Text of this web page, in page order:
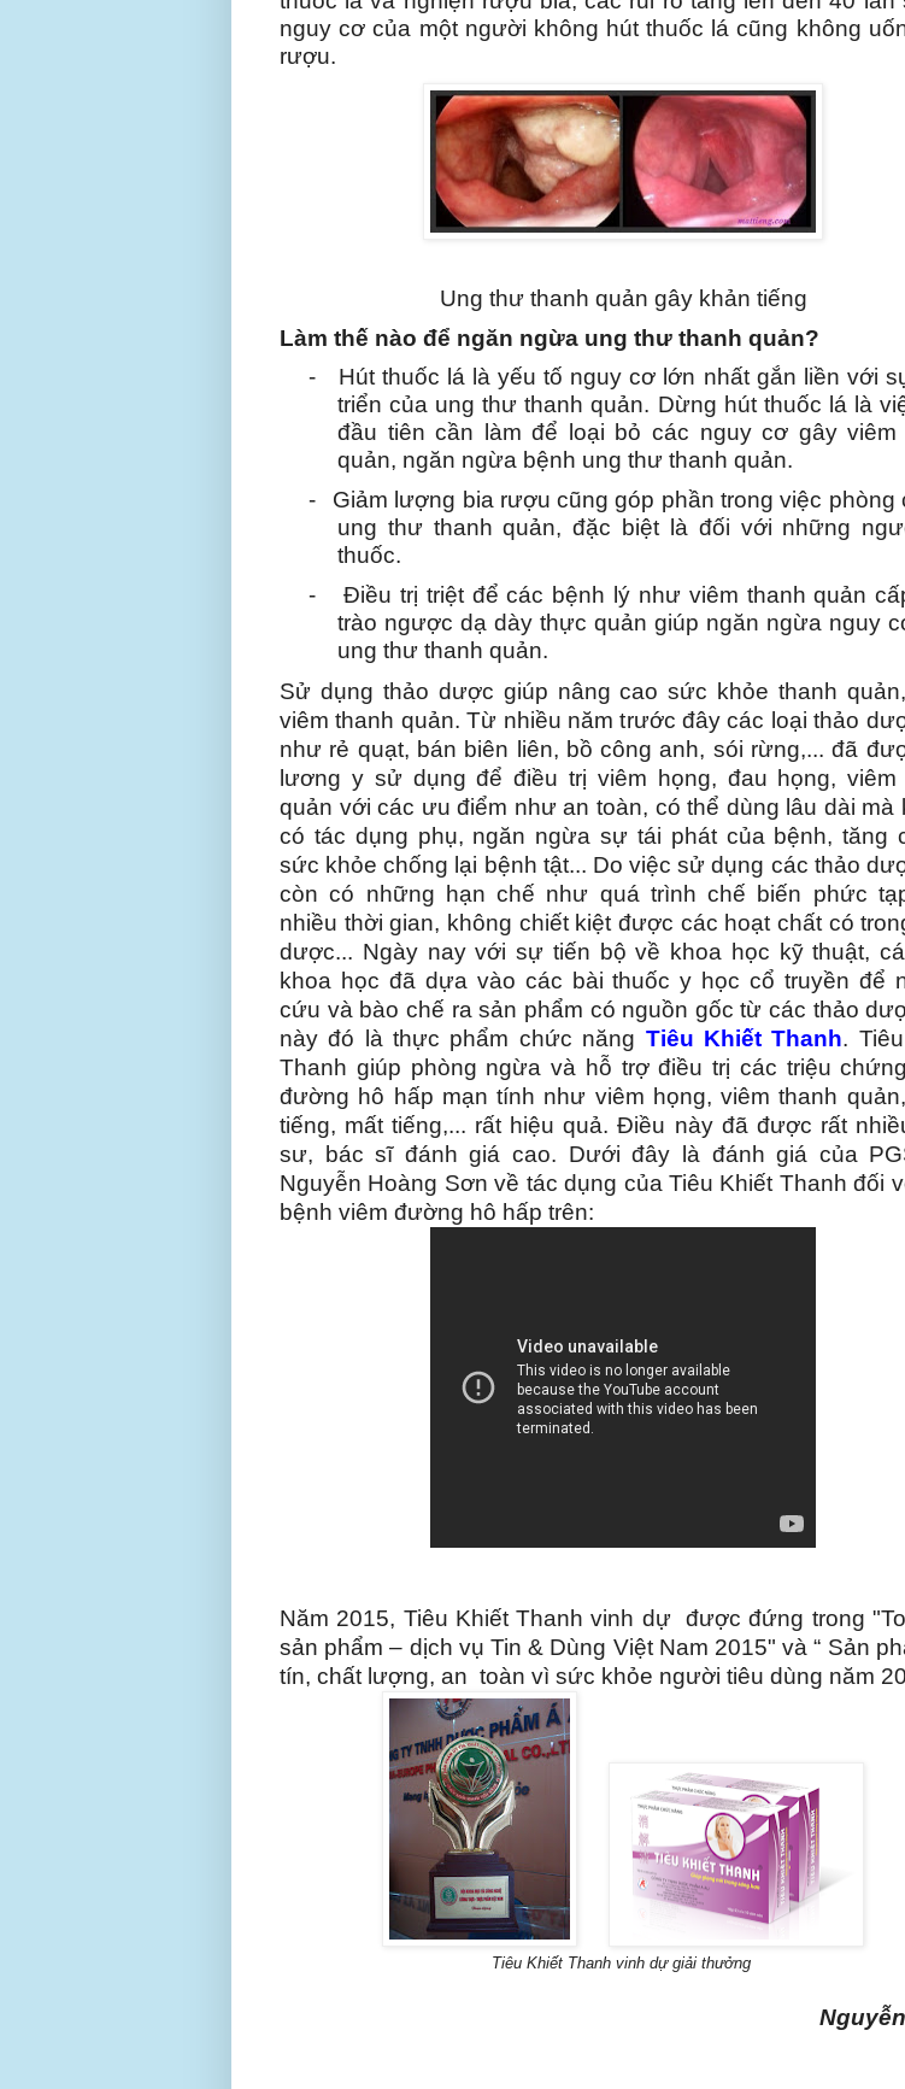
nguy cơ của một người không hút thuốc lá cũng không
rượu.
Ung thư thanh quản gây khản tiếng
Làm thế nào để ngăn ngừa ung thư thanh quản?
-
Hút thuốc lá là yếu tố nguy cơ lớn nhất gắn liền với
triển của ung thư thanh quản. Dừng hút thuốc lá là
đầu tiên cần làm để loại bỏ các nguy cơ gây viêm
quản, ngăn ngừa bệnh ung thư thanh quản.
-
Giảm lượng bia rượu cũng góp phần trong việc phòng
ung thư thanh quản, đặc biệt là đối với những
thuốc.
-
Điều trị triệt để các bệnh lý như viêm thanh quản
trào ngược dạ dày thực quản giúp ngăn ngừa nguy
ung thư thanh quản.
Sử dụng thảo dược giúp nâng cao sức khỏe thanh
viêm thanh quản.Từ nhiều năm trước đây các loại thảo
như rẻ quạt, bán biên liên, bồ công anh, sói rừng,... đã
lương y sử dụng để điều trị viêm họng, đau họng, viêm
quản với các ưu điểm như an toàn, có thể dùng lâu dài mà
có tác dụng phụ, ngăn ngừa sự tái phát của bệnh, tăng
sức khỏe chống lại bệnh tật... Do việc sử dụng các thảo
còn có những hạn chế như quá trình chế biến phức
nhiều thời gian, không chiết kiệt được các hoạt chất có
dược... Ngày nay với sự tiến bộ về khoa học kỹ thuật,
khoa học đã dựa vào các bài thuốc y học cổ truyền để
cứu và bào chế ra sản phẩm có nguồn gốc từ các thảo
này đó là thực phẩm chức năng Tiêu Khiết Thanh.
Thanh giúp phòng ngừa và hỗ trợ điều trị các triệu
đường hô hấp mạn tính như viêm họng, viêm thanh
tiếng, mất tiếng,... rất hiệu quả. Điều này đã được rất
sư, bác sĩ đánh giá cao. Dưới đây là đánh giá của
Nguyễn Hoàng Sơn về tác dụng của Tiêu Khiết Thanh đối
bệnh viêm đường hô hấp trên:
Năm 2015, Tiêu Khiết Thanh vinh dự được đứng trong
sản phẩm – dịch vụ Tin & Dùng Việt Nam 2015" và “ Sản
tín, chất lượng, an toàn vì sức khỏe người tiêu dùng năm
Tiêu Khiết Thanh vinh dự giải thưởng